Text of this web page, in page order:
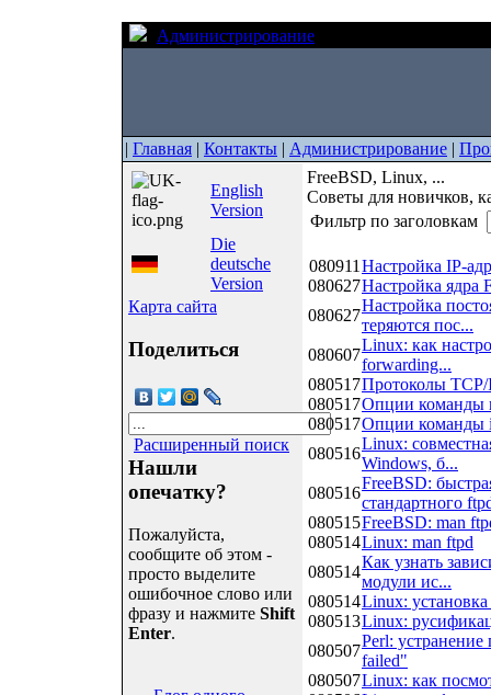
Администрирование
| Главная | Контакты | Администрирование |
English
Version
Die
deutsche
Version
Карта сайта
Поделиться
Расширенный поиск
Нашли
опечатку?
Пожалуйста,
сообщите об этом -
просто выделите
ошибочное слово или
фразу и нажмите Shift
Enter.
FreeBSD, Linux, ...
Советы для новичков,
Фильтр по заголовкам
080911 Настройка IP-
080627Настройка ядра
080627
Настройка
теряются пос...
080607
Linux: как
forwarding...
080517Протоколы TCP/
080517Опции команды
080517Опции команды
080516
Linux:
Windows, б...
080516
FreeBSD:
стандартного
080515FreeBSD: man
080514Linux: man ftpd
080514
Как узнать
модули ис...
080514Linux:
080513Linux:
080507
Perl:
failed"
080507Linux: как